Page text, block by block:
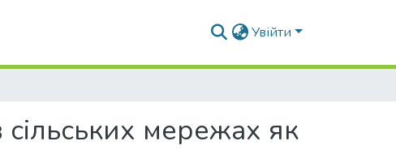
Увійти
сільських мережах як